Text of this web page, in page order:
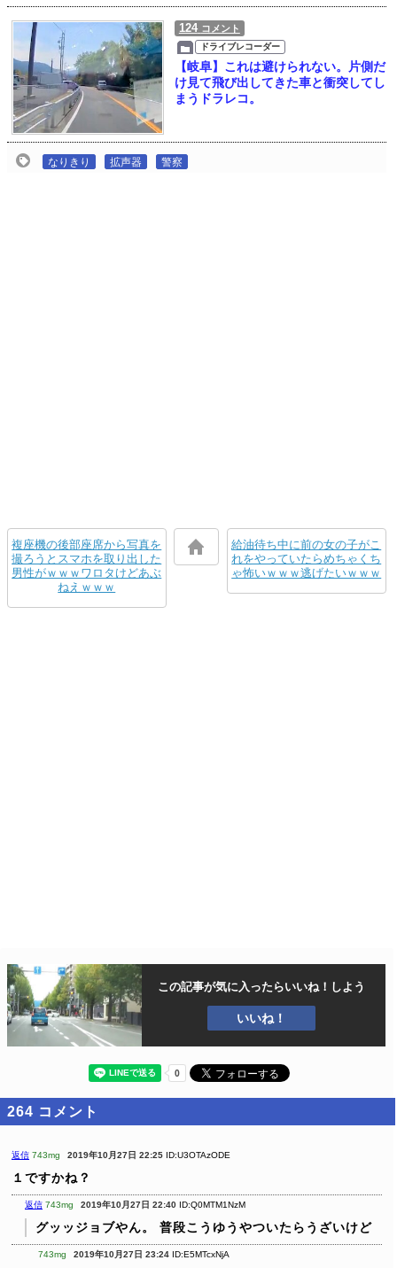
124 コメント
ドライブレコーダー
【岐阜】これは避けられない。片側だ
け見て飛び出してきた車と衝突してし
まうドラレコ。
なりきり 拡声器 警察
複座機の後部座席から写真を
撮ろうとスマホを取り出した
男性がｗｗｗワロタけどあぶ
ねえｗｗｗ
給油待ち中に前の女の子がこ
れをやっていたらめちゃくち
ゃ怖いｗｗｗ逃げたいｗｗｗ
この記事が気に入ったらいいね！しよう
いいね！
264 コメント
返信 743mg 2019年10月27日 22:25 ID:U3OTAzODE
１ですかね？
返信 743mg 2019年10月27日 22:40 ID:Q0MTM1NzM
グッッジョブやん。 普段こうゆうやついたらうざいけど
743mg 2019年10月27日 23:24 ID:E5MTcxNjA